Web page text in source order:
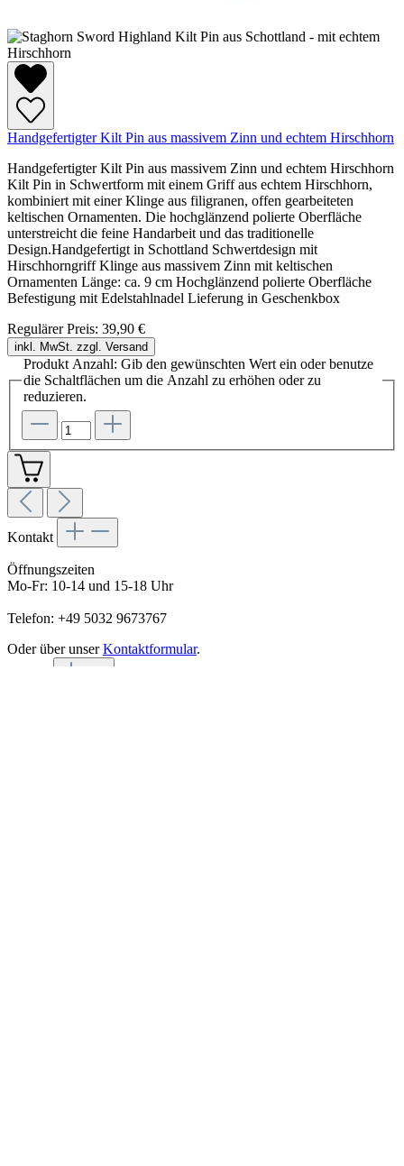
Handgefertigter Kilt Pin aus massivem Zinn und echtem Hirschhorn
Handgefertigter Kilt Pin aus massivem Zinn und echtem Hirschhorn
Kilt Pin in Schwertform mit einem Griff aus echtem Hirschhorn,
kombiniert mit einer Klinge aus filigranen, offen gearbeiteten
keltischen Ornamenten. Die hochglänzend polierte Oberfläche
unterstreicht die feine Handarbeit und das traditionelle
Design.Handgefertigt in Schottland Schwertdesign mit
Hirschhorngriff Klinge aus massivem Zinn mit keltischen
Ornamenten Länge: ca. 9 cm Hochglänzend polierte Oberfläche
Befestigung mit Edelstahlnadel Lieferung in Geschenkbox
Regulärer Preis: 39,90 €
inkl. MwSt. zzgl. Versand
Produkt Anzahl: Gib den gewünschten Wert ein oder benutze
die Schaltflächen um die Anzahl zu erhöhen oder zu
reduzieren.
Kontakt
Öffnungszeiten
Mo-Fr: 10-14 und 15-18 Uhr
Telefon: +49 5032 9673767
Oder über unserKontaktformular.